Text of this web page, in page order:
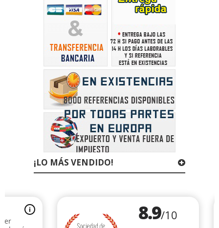
¡LO MÁS VENDIDO!